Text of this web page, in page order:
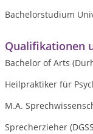
Bachelorstudium
Qualifikationen
Bachelor of Arts
Heilpraktiker für
M.A.
Sprecherzieher